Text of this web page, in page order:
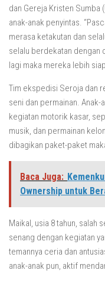
dan Gereja Kristen Sumba
anak-anak penyintas.
merasa ketakutan dan
selalu berdekatan dengan
lagi maka mereka lebih
Tim ekspedisi Seroja dan
seni dan permainan.
kegiatan motorik kasar,
musik, dan permainan
dibagikan paket-paket
Baca Juga:
Ownership untuk
Maikal, usia 8 tahun, salah
senang dengan kegiatan
temannya ceria dan
anak-anak pun, aktif